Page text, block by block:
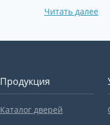
Читать далее
Продукция
Каталог дверей